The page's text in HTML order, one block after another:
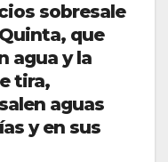
sobresale
que
agua y la
tira,
aguas
y en sus